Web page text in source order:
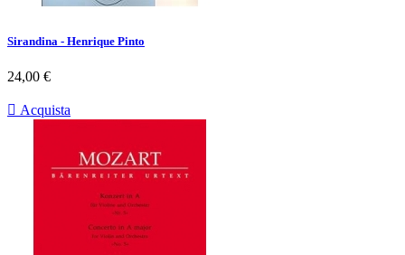
Sirandina - Henrique Pinto
Prezzo
24,00 €
 Acquista